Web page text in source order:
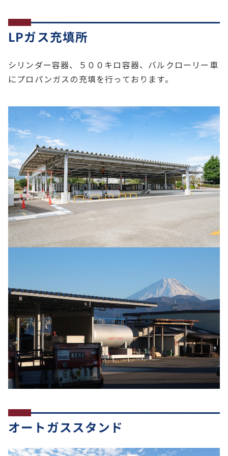
LPガス充填所
シリンダー容器、５００キロ容器、バルクローリー車
にプロパンガスの充填を行っております。
オートガススタンド